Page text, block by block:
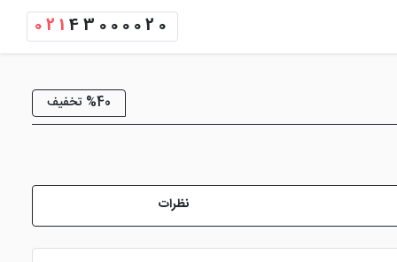
021 43000020
%40 تخفیف
نظرات